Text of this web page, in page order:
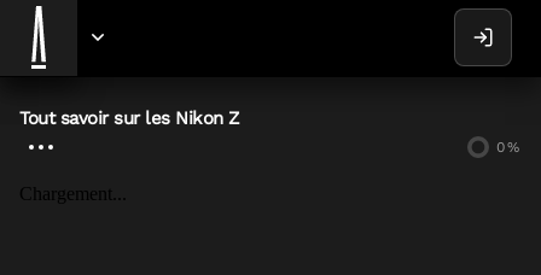
Tout savoir sur les Nikon Z
0%
Chargement...